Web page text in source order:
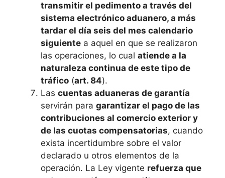
transmitir el pedimento a través del
sistema electrónico aduanero, a más
tardar el día seis del mes calendario
siguiente a aquel en que se realizaron
las operaciones, lo cual atiende a la
naturaleza continua de este tipo de
tráfico (art. 84).
Las cuentas aduaneras de garantía
servirán para garantizar el pago de las
contribuciones al comercio exterior y
de las cuotas compensatorias, cuando
exista incertidumbre sobre el valor
declarado u otros elementos de la
operación. La Ley vigente refuerza que